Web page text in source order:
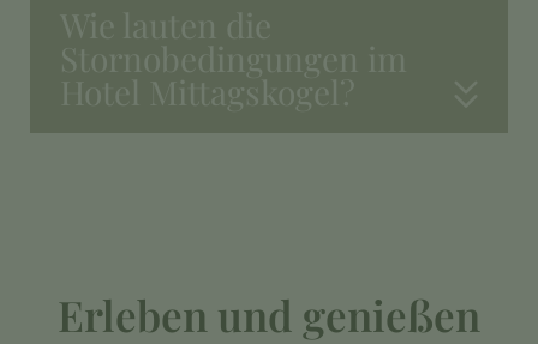
Wie lauten die
Stornobedingungen im
Hotel Mittagskogel?
Erleben und genießen